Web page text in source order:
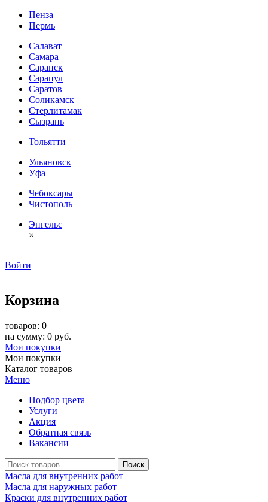
Пенза
Пермь
Салават
Самара
Саранск
Сарапул
Саратов
Соликамск
Стерлитамак
Сызрань
Тольятти
Ульяновск
Уфа
Чебоксары
Чистополь
Энгельс
×
Войти
Корзина
товаров: 0
на сумму: 0 руб.
Мои покупки
Мои покупки
Каталог товаров
Меню
Подбор цвета
Услуги
Акция
Обратная связь
Вакансии
Масла для внутренних работ
Масла для наружных работ
Краски для внутренних работ